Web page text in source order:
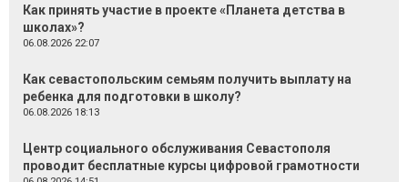
Как принять участие в проекте «Планета детства в
школах»?
06.08.2026 22:07
Как севастопольским семьям получить выплату на
ребенка для подготовки в школу?
06.08.2026 18:13
Центр социального обслуживания Севастополя
проводит бесплатные курсы цифровой грамотности